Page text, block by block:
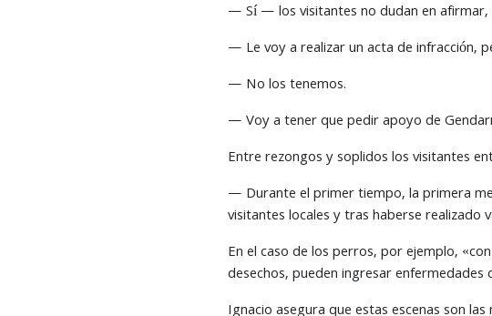
— Sí — los visitantes no dudan en afirmar,
— Le voy a realizar un acta de infracción,
— No los tenemos.
— Voy a tener que pedir apoyo de
Entre rezongos y soplidos los visitantes
— Durante el primer tiempo, la primera
visitantes locales y tras haberse realizado
En el caso de los perros, por ejemplo,
desechos, pueden ingresar enfermedades